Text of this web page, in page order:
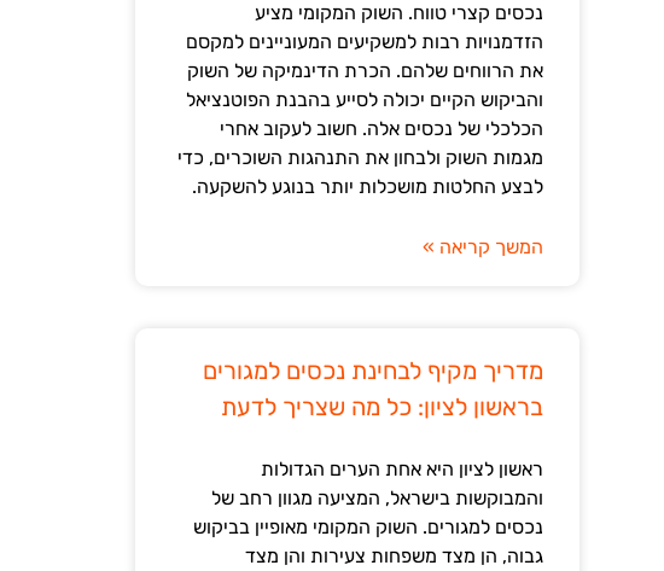
נכסים קצרי טווח. השוק המקומי מציע
הזדמנויות רבות למשקיעים המעוניינים למקסם
את הרווחים שלהם. הכרת הדינמיקה של השוק
והביקוש הקיים יכולה לסייע בהבנת הפוטנציאל
הכלכלי של נכסים אלה. חשוב לעקוב אחרי
מגמות השוק ולבחון את התנהגות השוכרים, כדי
לבצע החלטות מושכלות יותר בנוגע להשקעה.
המשך קריאה »
מדריך מקיף לבחינת נכסים למגורים
בראשון לציון: כל מה שצריך לדעת
ראשון לציון היא אחת הערים הגדולות
והמבוקשות בישראל, המציעה מגוון רחב של
נכסים למגורים. השוק המקומי מאופיין בביקוש
גבוה, הן מצד משפחות צעירות והן מצד